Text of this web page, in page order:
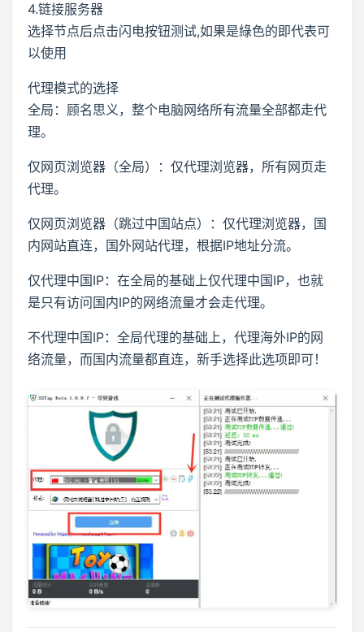
4.链接服务器
选择节点后点击闪电按钮测试,如果是綠色的即代表可
以使用
代理模式的选择
全局：顾名思义，整个电脑网络所有流量全部都走代
理。
仅网页浏览器（全局）：仅代理浏览器，所有网页走
代理。
仅网页浏览器（跳过中国站点）：仅代理浏览器，国
内网站直连，国外网站代理，根据IP地址分流。
仅代理中国IP：在全局的基础上仅代理中国IP，也就
是只有访问国内IP的网络流量才会走代理。
不代理中国IP：全局代理的基础上，代理海外IP的网
络流量，而国内流量都直连，新手选择此选项即可！